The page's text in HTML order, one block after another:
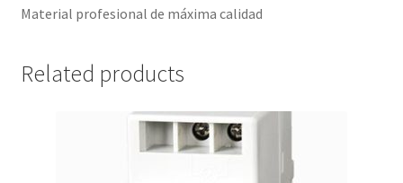
Material profesional de máxima calidad
Related products